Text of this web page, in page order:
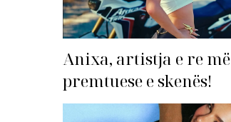
Anixa, artistja e re më
premtuese e skenës!